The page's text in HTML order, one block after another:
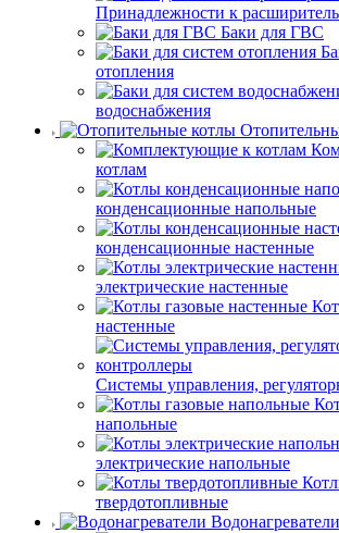
Принадлежности к
Баки для ГВС
отопления
водоснабжения
котлам
конденсационные напольные
конденсационные настенные
электрические настенные
настенные
Системы управления,
напольные
электрические напольные
твердотопливные
Водонагреватели